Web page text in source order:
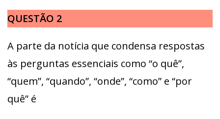
QUESTÃO 2
A parte da notícia que condensa respostas
às perguntas essenciais como “o quê”,
“quem”, “quando”, “onde”, “como” e “por
quê” é